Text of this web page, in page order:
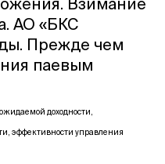
Взимание
АО «БКС
Прежде чем
паевым
доходности,
эффективности управления